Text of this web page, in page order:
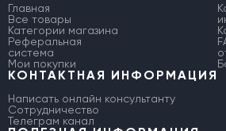
Главная
Все товары
Категории магазина
Реферальная
система
Мои покупки
КОНТАКТНАЯ ИНФОРМАЦИЯ
Написать онлайн консультанту
Сотрудничество
Телеграм канал